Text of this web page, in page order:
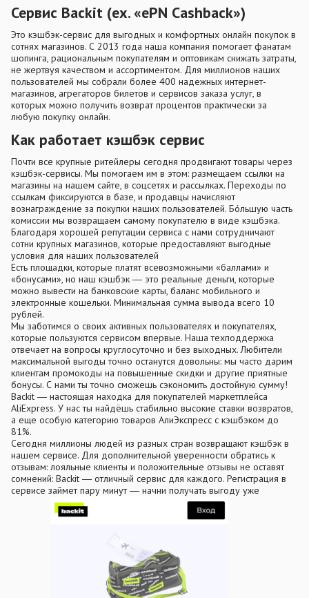
Сервис Backit (ex. «ePN Cashback»)​
Это кэшбэк-сервис для выгодных и комфортных онлайн покупок в
сотнях магазинов. С 2013 года наша компания помогает фанатам
шопинга, рациональным покупателям и оптовикам снижать затраты,
не жертвуя качеством и ассортиментом. Для миллионов наших
пользователей мы собрали более 400 надежных интернет-
магазинов, агрегаторов билетов и сервисов заказа услуг, в
которых можно получить возврат процентов практически за
любую покупку онлайн.
Как работает кэшбэк сервис​
Почти все крупные ритейлеры сегодня продвигают товары через
кэшбэк-сервисы. Мы помогаем им в этом: размещаем ссылки на
магазины на нашем сайте, в соцсетях и рассылках. Переходы по
ссылкам фиксируются в базе, и продавцы начисляют
вознаграждение за покупки наших пользователей. Бóльшую часть
комиссии мы возвращаем самому покупателю в виде кэшбэка.
Благодаря хорошей репутации сервиса с нами сотрудничают
сотни крупных магазинов, которые предоставляют выгодные
условия для наших пользователей
Есть площадки, которые платят всевозможными «баллами» и
«бонусами», но наш кэшбэк ― это реальные деньги, которые
можно вывести на банковские карты, баланс мобильного и
электронные кошельки. Минимальная сумма вывода всего 10
рублей.
Мы заботимся о своих активных пользователях и покупателях,
которые пользуются сервисом впервые. Наша техподдержка
отвечает на вопросы круглосуточно и без выходных. Любители
максимальной выгоды точно останутся довольны: мы часто дарим
клиентам промокоды на повышенные скидки и другие приятные
бонусы. С нами ты точно сможешь сэкономить достойную сумму!
Backit ― настоящая находка для покупателей маркетплейса
AliExpress. У нас ты найдёшь стабильно высокие ставки возвратов,
а еще особую категорию товаров АлиЭкспресс с кэшбэком до
81%.
Сегодня миллионы людей из разных стран возвращают кэшбэк в
нашем сервисе. Для дополнительной уверенности обратись к
отзывам: лояльные клиенты и положительные отзывы не оставят
сомнений: Backit ― отличный сервис для каждого. Регистрация в
сервисе займет пару минут ― начни получать выгоду уже